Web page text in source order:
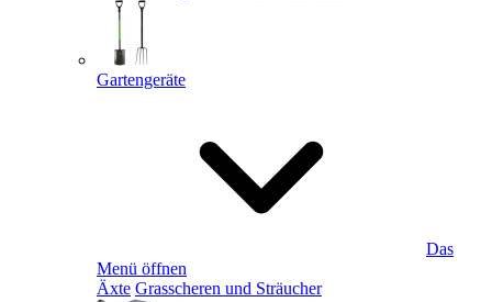
Gartengeräte
Das
Menü öffnen
Äxte Grasscheren und Sträucher